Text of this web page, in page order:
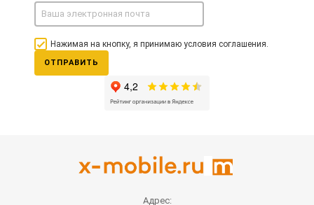
Нажимая на кнопку, я принимаю условия соглашения.
ОТПРАВИТЬ
Адрес: